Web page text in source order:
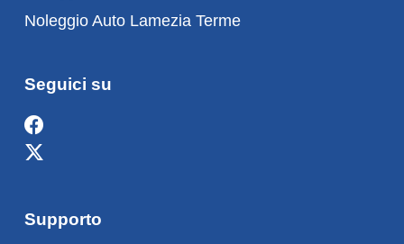
Noleggio Auto Lamezia Terme
Seguici su
Supporto